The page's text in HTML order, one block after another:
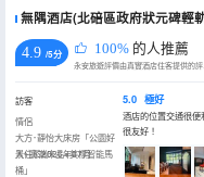
無隅酒店(北碚區政府狀元碑輕
4.9 /5分 100% 的人推薦
永安旅
訪客
情侶
大方･靜怡大床房「公園好
景+高端床品+美標智能馬
桶」
入住於2026年07月
5.0 極好
酒店的位置交通很便
很友好！